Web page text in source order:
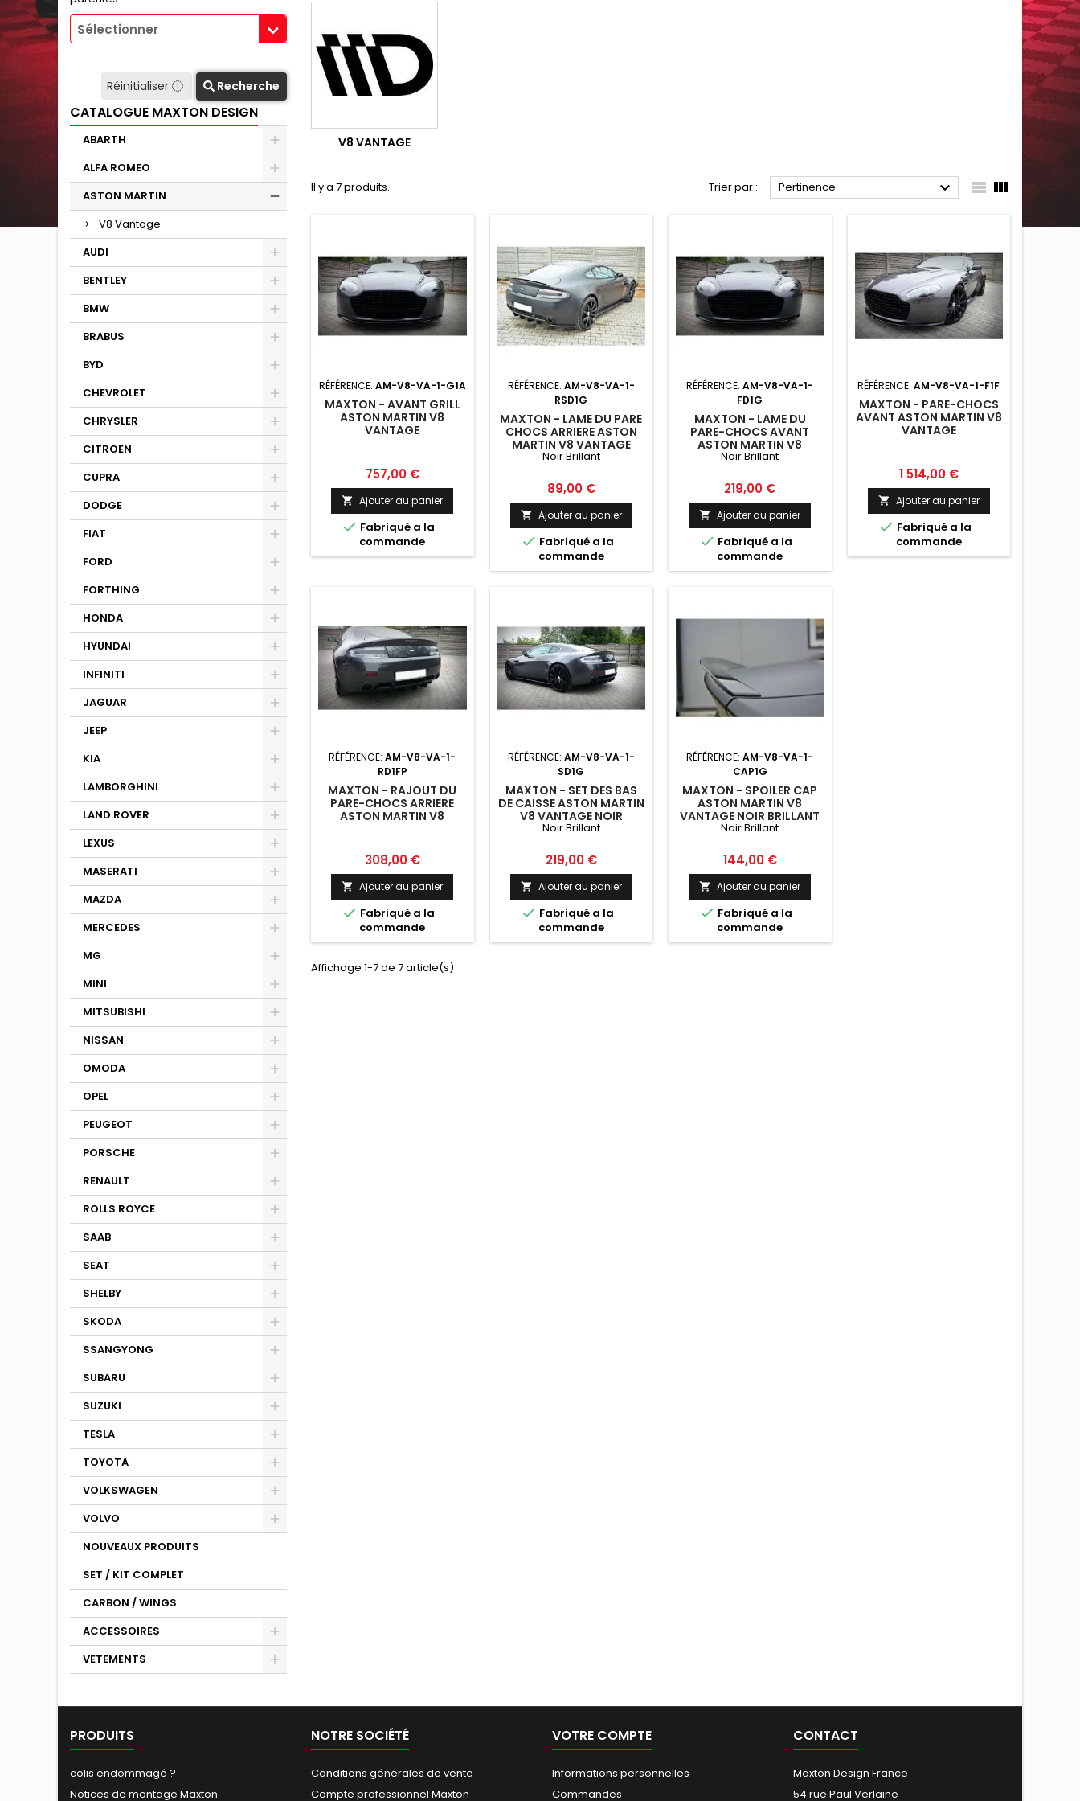
Sélectionner
Réinitialiser Recherche
CATALOGUE MAXTON DESIGN
ABARTH
ALFA ROMEO
ASTON MARTIN
V8 Vantage
AUDI
BENTLEY
BMW
BRABUS
BYD
CHEVROLET
CHRYSLER
CITROEN
CUPRA
DODGE
FIAT
FORD
FORTHING
HONDA
HYUNDAI
INFINITI
JAGUAR
JEEP
KIA
LAMBORGHINI
LAND ROVER
LEXUS
MASERATI
MAZDA
MERCEDES
MG
MINI
MITSUBISHI
NISSAN
OMODA
OPEL
PEUGEOT
PORSCHE
RENAULT
ROLLS ROYCE
SAAB
SEAT
SHELBY
SKODA
SSANGYONG
SUBARU
SUZUKI
TESLA
TOYOTA
VOLKSWAGEN
VOLVO
NOUVEAUX PRODUITS
SET / KIT COMPLET
CARBON / WINGS
ACCESSOIRES
VETEMENTS
V8 VANTAGE
Il y a 7 produits. Trier par : Pertinence   
RÉFÉRENCE: AM-V8-VA-1-G1A
MAXTON - AVANT GRILL
ASTON MARTIN V8
VANTAGE
Prix
757,00 €
 Ajouter au panier
 Fabriqué a la
commande
RÉFÉRENCE: AM-V8-VA-1-
RSD1G
MAXTON - LAME DU PARE
CHOCS ARRIERE ASTON
MARTIN V8 VANTAGE
NOIR BRILLANT
Noir Brillant
Prix
89,00 €
 Ajouter au panier
 Fabriqué a la
commande
RÉFÉRENCE:AM-V8-VA-1-
FD1G
MAXTON - LAME DU
PARE-CHOCS AVANT
ASTON MARTIN V8
VANTAGE NOIR BRILLANT
Noir Brillant
Prix
219,00 €
 Ajouter au panier
 Fabriqué a la
commande
RÉFÉRENCE:AM-V8-VA-1-F1F
MAXTON - PARE-CHOCS
AVANT ASTON MARTIN V8
VANTAGE
Prix
1 514,00 €
 Ajouter au panier
 Fabriqué a la
commande
RÉFÉRENCE:AM-V8-VA-1-
RD1FP
MAXTON - RAJOUT DU
PARE-CHOCS ARRIERE
ASTON MARTIN V8
Prix
308,00 €
 Ajouter au panier
 Fabriqué a la
commande
RÉFÉRENCE: AM-V8-VA-1-
SD1G
MAXTON - SET DES BAS
DE CAISSE ASTON MARTIN
V8 VANTAGE NOIR
BRILLANT
Noir Brillant
Prix
219,00 €
 Ajouter au panier
 Fabriqué a la
commande
RÉFÉRENCE:AM-V8-VA-1-
CAP1G
MAXTON - SPOILER CAP
ASTON MARTIN V8
VANTAGE NOIR BRILLANT
Noir Brillant
Prix
144,00 €
 Ajouter au panier
 Fabriqué a la
commande
Affichage 1-7 de 7 article(s)
PRODUITS
colis endommagé ?
Notices de montage Maxton
NOTRE SOCIÉTÉ
Conditions générales de vente
Compte professionnel Maxton
VOTRE COMPTE
Informations personnelles
Commandes
CONTACT
Maxton Design France
54 rue Paul Verlaine